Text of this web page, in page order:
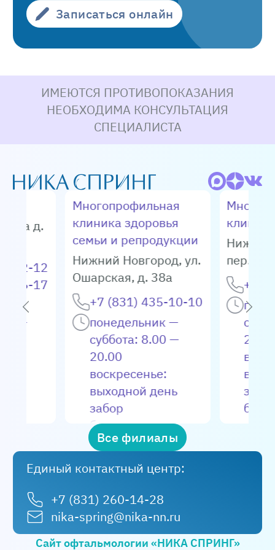
не входят!
предимплантационного
генетического тестирования
эмбрионов (стоимость указана за все
эмбрионы)
Стоимость манипуляции – 12 750 р.
2 этап. Биопсия трофэктодермы за 1-ю
бластоцисту
Стоимость манипуляции – 25 400 р.
3 этап. Биопсия трофэктодермы более 1-й
бластоцисты ( 2-я, 3-я, 4-я, 5-я)
Стоимость манипуляции – 19 100 р.
4 этап. Криозаморозка ооцитов/
эмбрионов (1 носитель)
Стоимость манипуляции – 15 850 р.
5 этап. Предимплантационная
генетическая диагностика ПГТ-А (за 1
эмбрион)
Записаться онлайн
ИМЕЮТСЯ ПРОТИВОПОКАЗАНИЯ
НЕОБХОДИМА КОНСУЛЬТАЦИЯ
СПЕЦИАЛИСТА
д.
72-12
66-17
—
—
—
Многопрофильная
клиника здоровья
семьи и репродукции
Нижний Новгород, ул.
Ошарская, д. 38а
+7 (831) 435-10-10
понедельник —
суббота: 8.00 —
20.00
воскресенье:
выходной день
забор
биоматериала:
пн, ср, пт: 8.00 —
вт, чт, сб: 8.00 —
14.00
клиника
Нижний
пер.
+7
—
Все филиалы
Единый контактный центр:
+7 (831) 260-14-28
nika-spring@nika-nn.ru
Сайт офтальмологии «НИКА СПРИНГ»